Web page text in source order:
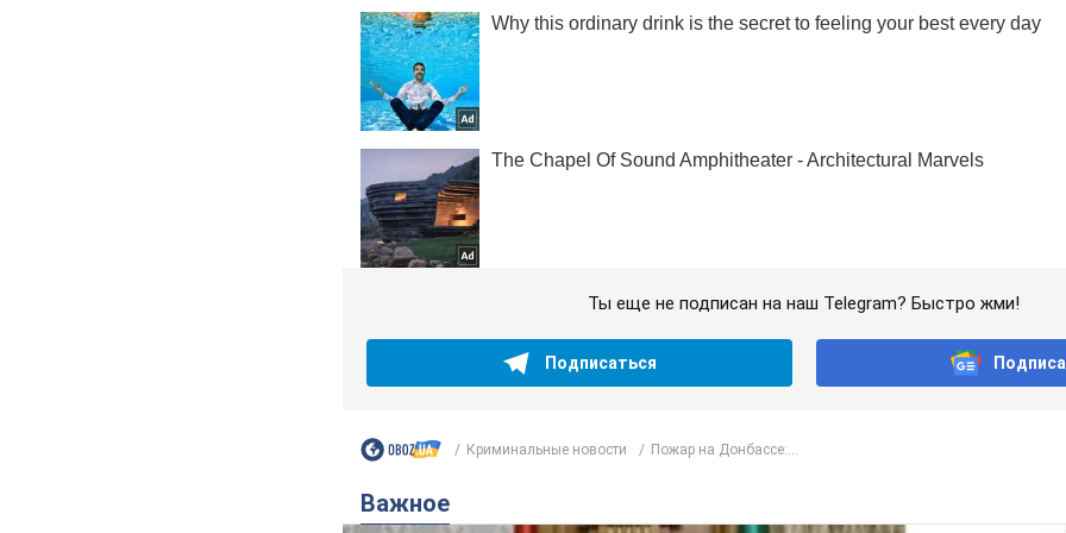
Ты еще не подписан на наш Telegram? Быстро жми!
Подписаться
Криминальные новости Пожар на Донбассе:...
Важное